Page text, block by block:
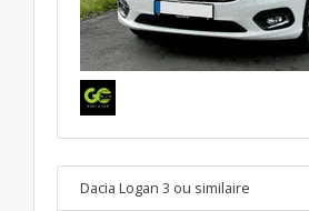
Dacia Logan 3 ou similaire